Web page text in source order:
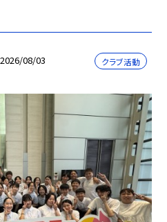
2026/08/03 クラブ活動